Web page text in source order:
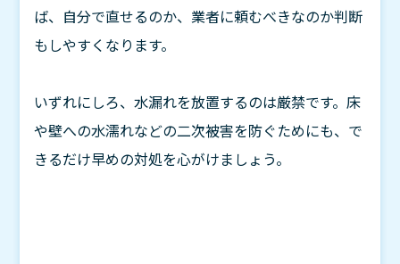
ば、自分で直せるのか、業者に頼むべきなのか判断
もしやすくなります。
いずれにしろ、水漏れを放置するのは厳禁です。床
や壁への水濡れなどの二次被害を防ぐためにも、で
きるだけ早めの対処を心がけましょう。